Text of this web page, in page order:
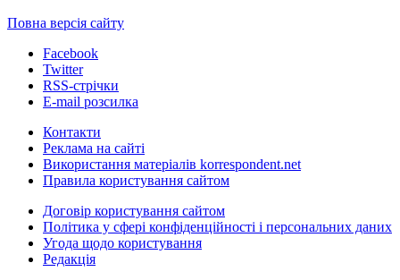
Повна версія сайту
Facebook
Twitter
RSS-стрічки
E-mail розсилка
Контакти
Реклама на сайті
Використання матеріалів korrespondent.net
Правила користування сайтом
Договір користування сайтом
Політика у сфері конфіденційності і персональних даних
Угода щодо користування
Редакція